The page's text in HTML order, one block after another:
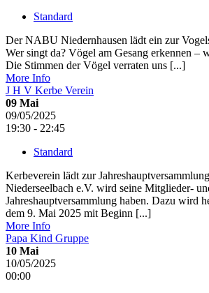
Standard
Der NABU Niedernhausen lädt ein zur
Wer singt da? Vögel am Gesang erkennen –
Die Stimmen der Vögel verraten uns [...]
More Info
J H V Kerbe Verein
09 Mai
09/05/2025
19:30 - 22:45
Standard
Kerbeverein lädt zur
Niederseelbach e.V. wird seine Mitglieder-
Jahreshauptversammlung haben. Dazu wird
dem 9. Mai 2025 mit Beginn [...]
More Info
Papa Kind Gruppe
10 Mai
10/05/2025
00:00